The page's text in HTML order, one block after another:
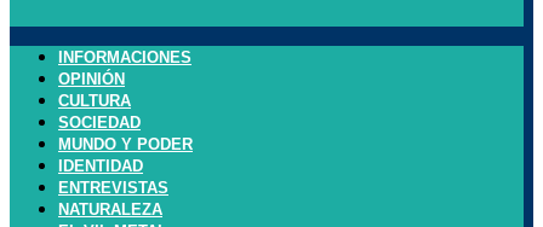
INFORMACIONES
OPINIÓN
CULTURA
SOCIEDAD
MUNDO Y PODER
IDENTIDAD
ENTREVISTAS
NATURALEZA